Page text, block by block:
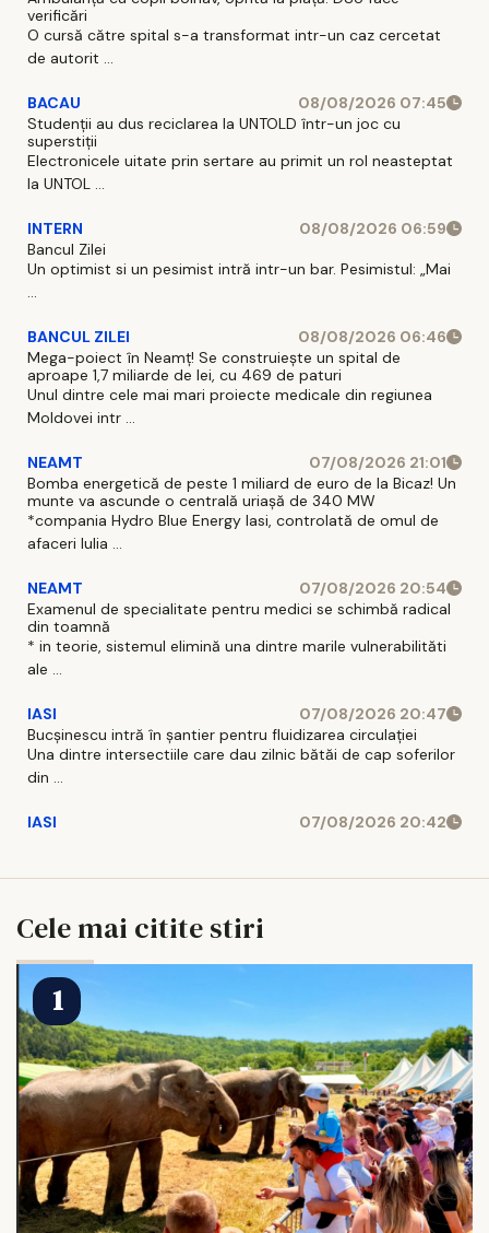
verificări
O cursă către spital s-a transformat intr-un caz cercetat
de autorit ...
BACAU
08/08/2026 07:45
Studenții au dus reciclarea la UNTOLD într-un joc cu
superstiții
Electronicele uitate prin sertare au primit un rol neasteptat
la UNTOL ...
INTERN
08/08/2026 06:59
Bancul Zilei
Un optimist si un pesimist intră intr-un bar. Pesimistul: „Mai
BANCUL ZILEI
08/08/2026 06:46
Mega-poiect în Neamț! Se construiește un spital de
aproape 1,7 miliarde de lei, cu 469 de paturi
Unul dintre cele mai mari proiecte medicale din regiunea
Moldovei intr ...
NEAMT
07/08/2026 21:01
Bomba energetică de peste 1 miliard de euro de la Bicaz! Un
munte va ascunde o centrală uriașă de 340 MW
*compania Hydro Blue Energy Iasi, controlată de omul de
afaceri Iulia ...
NEAMT
07/08/2026 20:54
Examenul de specialitate pentru medici se schimbă radical
din toamnă
* in teorie, sistemul elimină una dintre marile vulnerabilităti
ale ...
IASI
07/08/2026 20:47
Bucșinescu intră în șantier pentru fluidizarea circulației
Una dintre intersectiile care dau zilnic bătăi de cap soferilor
din ...
IASI 07/08/2026 20:42
Cele mai citite stiri